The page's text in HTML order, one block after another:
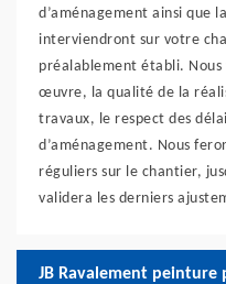
d’aménagement ainsi que
interviendront sur votre
préalablement établi.
œuvre, la qualité de la
travaux, le respect des
d’aménagement. Nous
réguliers sur le chantier,
validera les derniers
JB Ravalement peinture